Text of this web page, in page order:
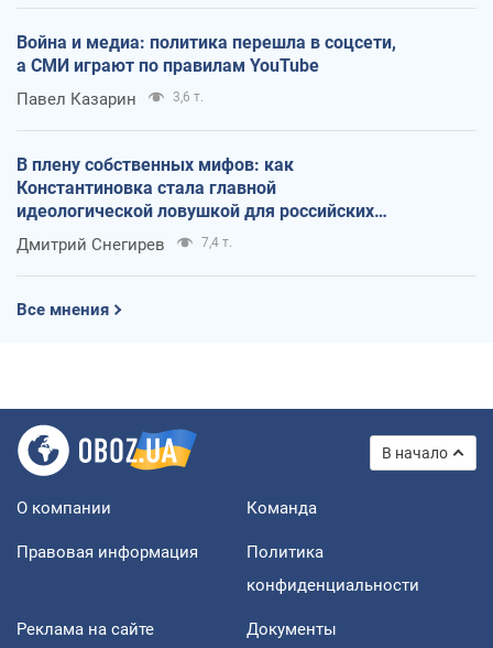
Война и медиа: политика перешла в соцсети,
а СМИ играют по правилам YouTube
Павел Казарин 3,6 т.
В плену собственных мифов: как
Константиновка стала главной
идеологической ловушкой для российских
оккупантов
Дмитрий Снегирев 7,4 т.
Все мнения
В начало
О компании Команда
Правовая информация
Политика
конфиденциальности
Реклама на сайте Документы